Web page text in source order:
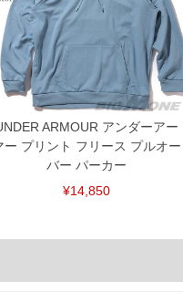
ARMOUR アンダーアー
ー プリント フリース プルオー
バー パーカー
¥14,850